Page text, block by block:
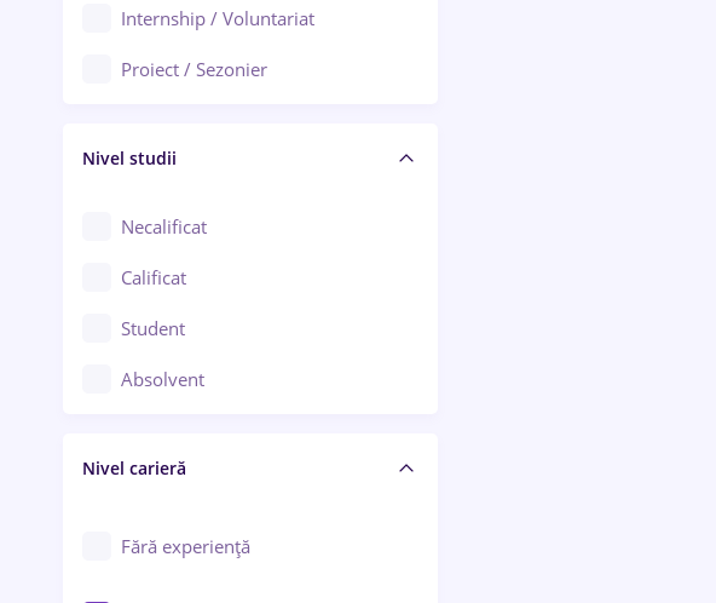
Bârlad
Bistrița (Bistrița-Năsăud)
Auto / Echipamente
Automatizări
Cercetare - dezvoltare
Chimie / Biochimie
Confecții / Design vestimentar
Construcții / Instalații
Controlul calității
Educație / Training / Arte
Internship / Voluntariat
Proiect / Sezonier
Nivel studii
Necalificat
Calificat
Student
Absolvent
Nivel carieră
Fără experiență